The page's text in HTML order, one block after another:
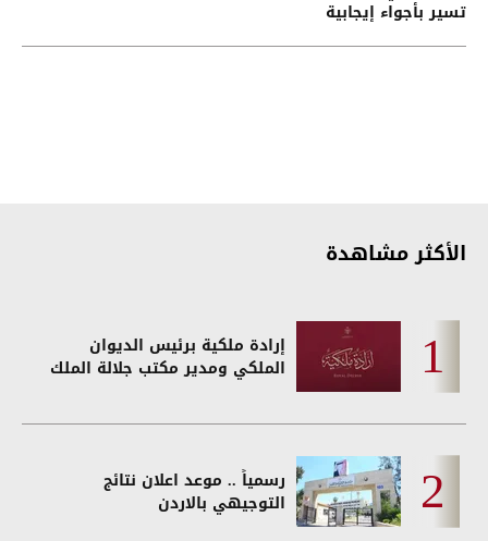
تسير بأجواء إيجابية
الأكثر مشاهدة
إرادة ملكية برئيس الديوان
الملكي ومدير مكتب جلالة الملك
رسمياً .. موعد اعلان نتائج
التوجيهي بالاردن